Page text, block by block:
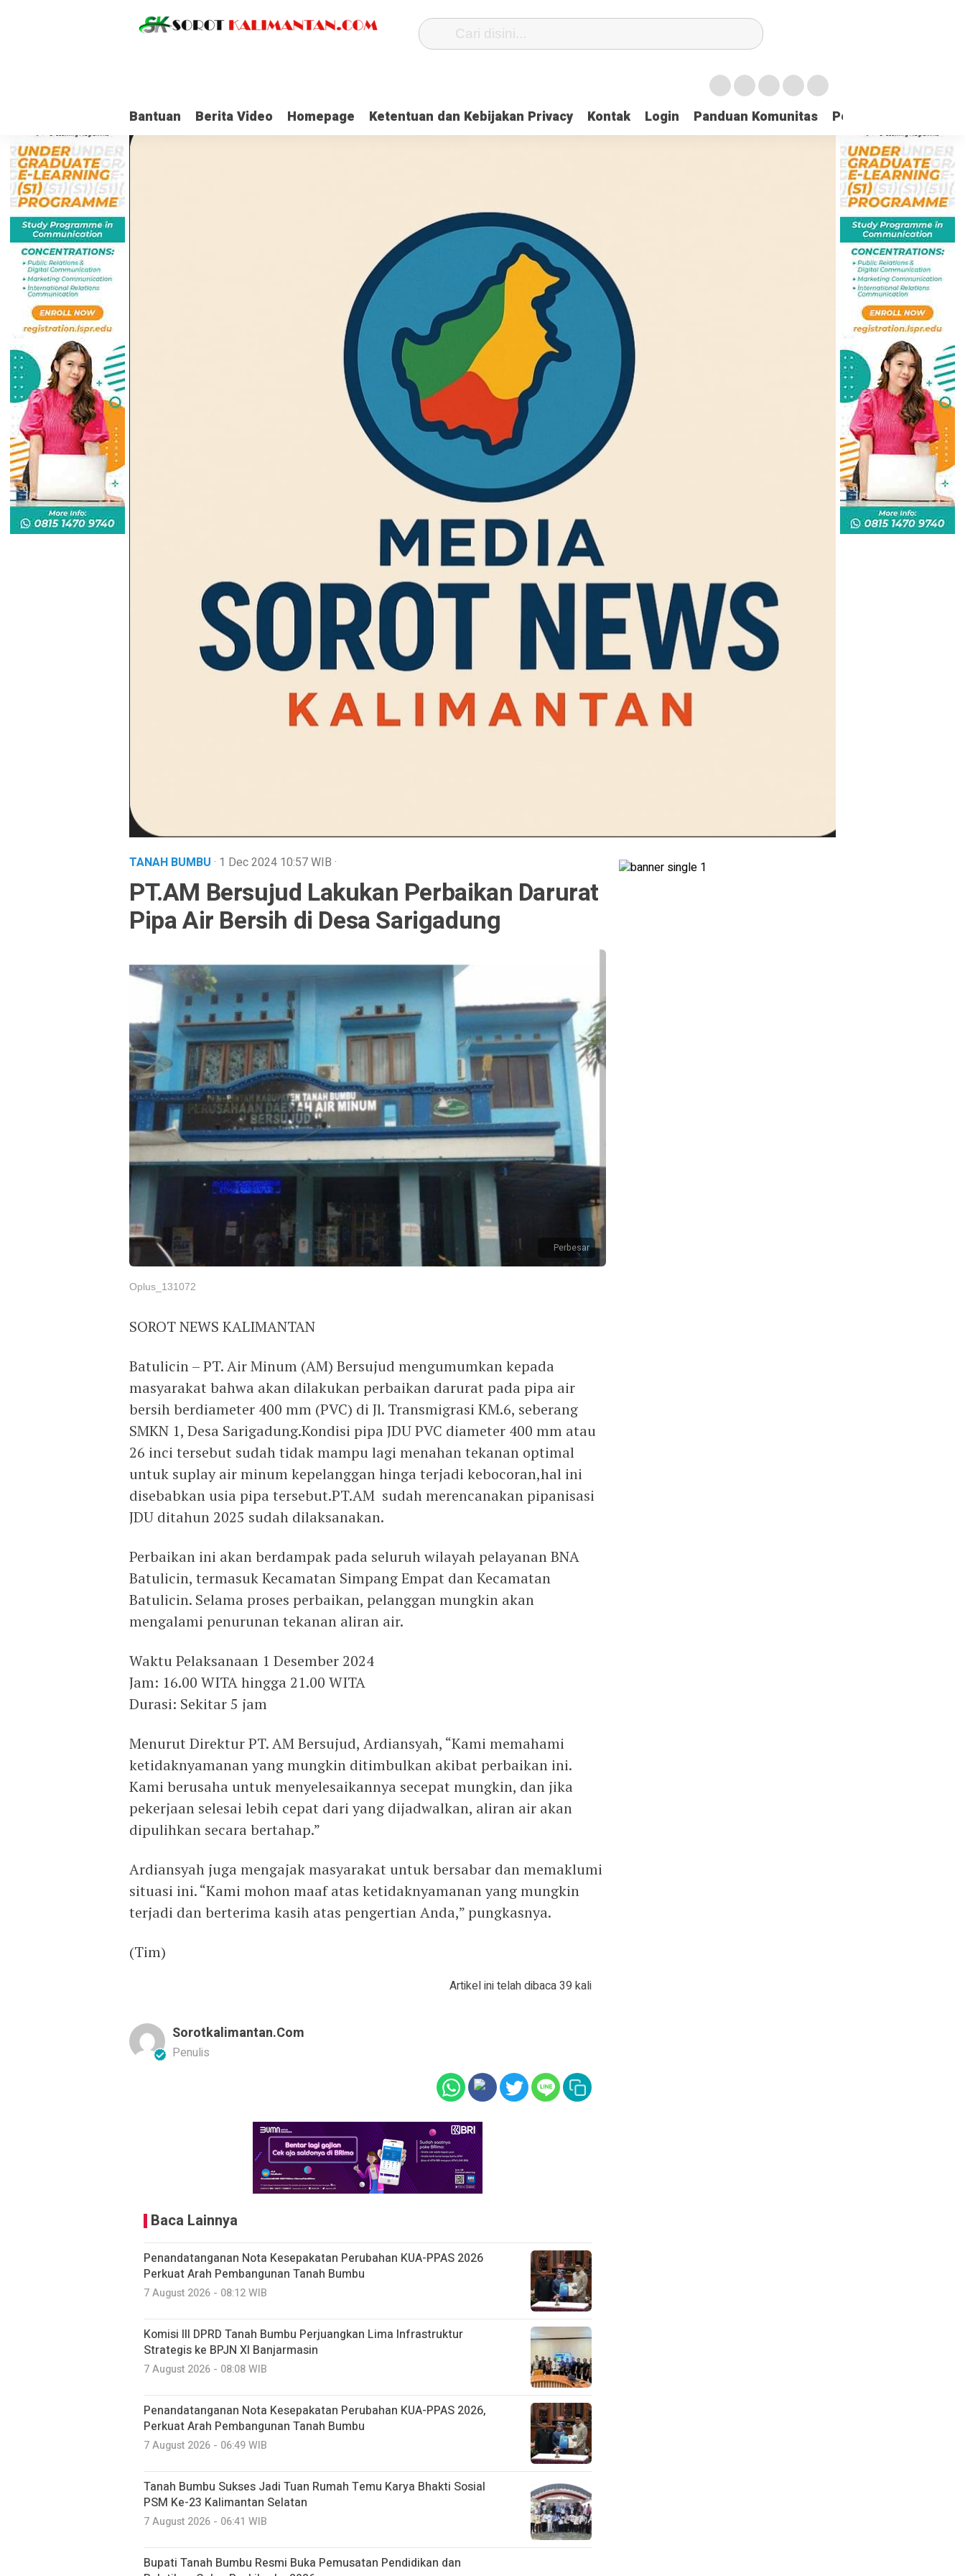
Bantuan Berita Video Homepage Ketentuan dan Kebijakan Privacy Kontak Login Panduan Komunitas Pedoman Media
TANAH BUMBU · 1 Dec 2024 10:57WIB ·
PT.AM Bersujud Lakukan Perbaikan Darurat
Pipa Air Bersih di Desa Sarigadung
Perbesar
Oplus_131072
SOROT NEWS KALIMANTAN
Batulicin – PT. Air Minum (AM) Bersujud mengumumkan kepada
masyarakat bahwa akan dilakukan perbaikan darurat pada pipa air
bersih berdiameter 400 mm (PVC) di Jl. Transmigrasi KM.6, seberang
SMKN 1, Desa Sarigadung.Kondisi pipa JDU PVC diameter 400 mm atau
26 inci tersebut sudah tidak mampu lagi menahan tekanan optimal
untuk suplay air minum kepelanggan hinga terjadi kebocoran,hal ini
disebabkan usia pipa tersebut.PT.AM sudah merencanakan pipanisasi
JDU ditahun 2025 sudah dilaksanakan.
Perbaikan ini akan berdampak pada seluruh wilayah pelayanan BNA
Batulicin, termasuk Kecamatan Simpang Empat dan Kecamatan
Batulicin. Selama proses perbaikan, pelanggan mungkin akan
mengalami penurunan tekanan aliran air.
Waktu Pelaksanaan 1 Desember 2024
Jam: 16.00 WITA hingga 21.00 WITA
Durasi: Sekitar 5 jam
Menurut Direktur PT. AM Bersujud, Ardiansyah, “Kami memahami
ketidaknyamanan yang mungkin ditimbulkan akibat perbaikan ini.
Kami berusaha untuk menyelesaikannya secepat mungkin, dan jika
pekerjaan selesai lebih cepat dari yang dijadwalkan, aliran air akan
dipulihkan secara bertahap.”
Ardiansyah juga mengajak masyarakat untuk bersabar dan memaklumi
situasi ini. “Kami mohon maaf atas ketidaknyamanan yang mungkin
terjadi dan berterima kasih atas pengertian Anda,” pungkasnya.
(Tim)
Artikel ini telah dibaca 39 kali
Sorotkalimantan.com
Penulis
Baca Lainnya
Penandatanganan Nota Kesepakatan Perubahan KUA-PPAS 2026
Perkuat Arah Pembangunan Tanah Bumbu
7 August 2026 - 08:12 WIB
Komisi III DPRD Tanah Bumbu Perjuangkan Lima Infrastruktur
Strategis ke BPJN XI Banjarmasin
7 August 2026 - 08:08 WIB
Penandatanganan Nota Kesepakatan Perubahan KUA-PPAS 2026,
Perkuat Arah Pembangunan Tanah Bumbu
7 August 2026 - 06:49 WIB
Tanah Bumbu Sukses Jadi Tuan Rumah Temu Karya Bhakti Sosial
PSM Ke-23 Kalimantan Selatan
7 August 2026 - 06:41 WIB
Bupati Tanah Bumbu Resmi Buka Pemusatan Pendidikan dan